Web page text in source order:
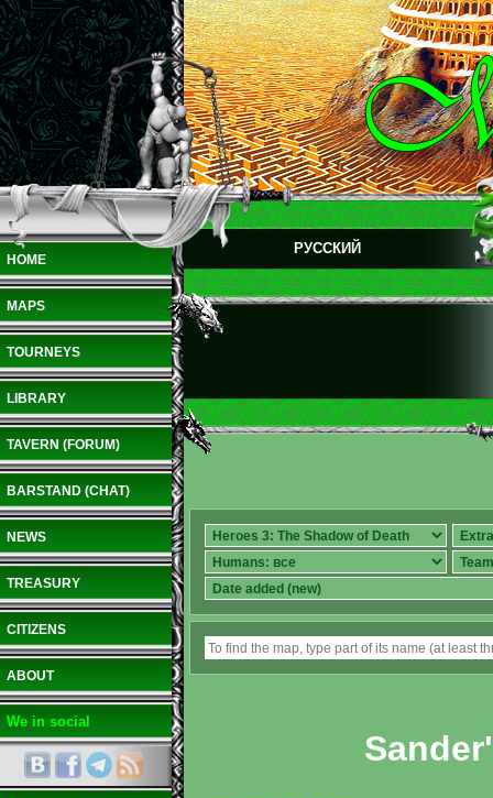
HOME
MAPS
TOURNEYS
LIBRARY
TAVERN (FORUM)
BARSTAND (CHAT)
NEWS
TREASURY
CITIZENS
ABOUT
We in social
РУССКИЙ